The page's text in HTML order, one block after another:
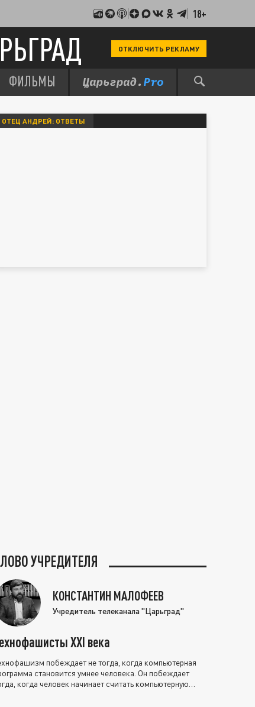
18+
ОТКЛЮЧИТЬ РЕКЛАМУ
ФИЛЬМЫ
ОТЕЦ АНДРЕЙ: ОТВЕТЫ
УЧРЕДИТЕЛЯ
КОНСТАНТИН МАЛОФЕЕВ
Учредитель телеканала "Царьград"
XXI века
побеждает не тогда, когда компьютерная
становится умнее человека. Он побеждает
когда человек начинает считать компьютерную